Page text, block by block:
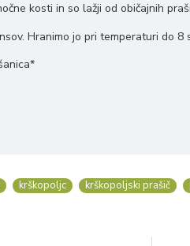
kosti in so lažji od običajnih
Hranimo jo pri temperaturi do 8
krškopoljc krškopoljski prašič